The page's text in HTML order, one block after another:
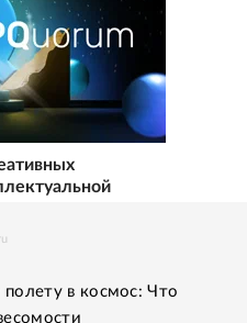
в космос: Что